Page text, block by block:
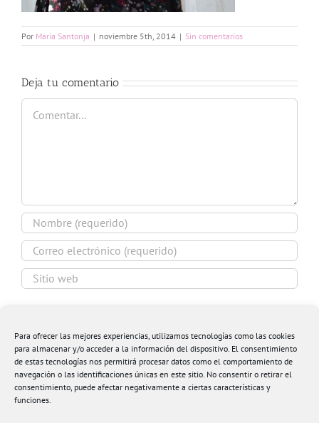
Para ofrecer las mejores experiencias, utilizamos tecnologías como las cookies
para almacenar y/o acceder a la información del dispositivo. El consentimiento
de estas tecnologías nos permitirá procesar datos como el comportamiento de
navegación o las identificaciones únicas en este sitio. No consentir o retirar el
consentimiento, puede afectar negativamente a ciertas características y
funciones.
Por Maria Santonja | noviembre 5th, 2014 | Sin comentarios
Deja tu comentario
Comentar
navegador para la próxima vez que comente.